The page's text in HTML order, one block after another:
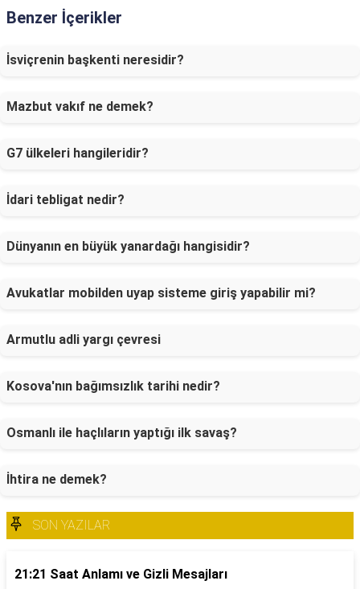
Benzer İçerikler
İsviçrenin başkenti neresidir?
Mazbut vakıf ne demek?
G7 ülkeleri hangileridir?
İdari tebligat nedir?
Dünyanın en büyük yanardağı hangisidir?
Avukatlar mobilden uyap sisteme giriş yapabilir mi?
Armutlu adli yargı çevresi
Kosova'nın bağımsızlık tarihi nedir?
Osmanlı ile haçlıların yaptığı ilk savaş?
İhtira ne demek?
SON YAZILAR
21:21 Saat Anlamı ve Gizli Mesajları